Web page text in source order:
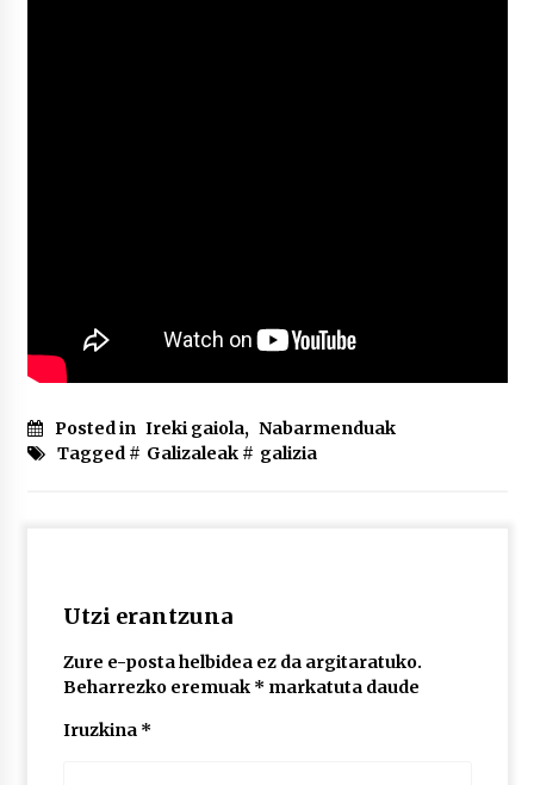
Posted in Ireki gaiola, Nabarmenduak
Tagged # Galizaleak# galizia
Utzi erantzuna
Zure e-posta helbidea ez da argitaratuko.
Beharrezko eremuak * markatuta daude
Iruzkina *